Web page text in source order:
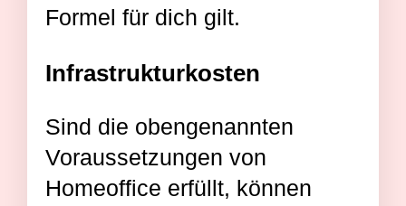
Formel für dich gilt.
Infrastrukturkosten
Sind die obengenannten
Voraussetzungen von
Homeoffice erfüllt, können